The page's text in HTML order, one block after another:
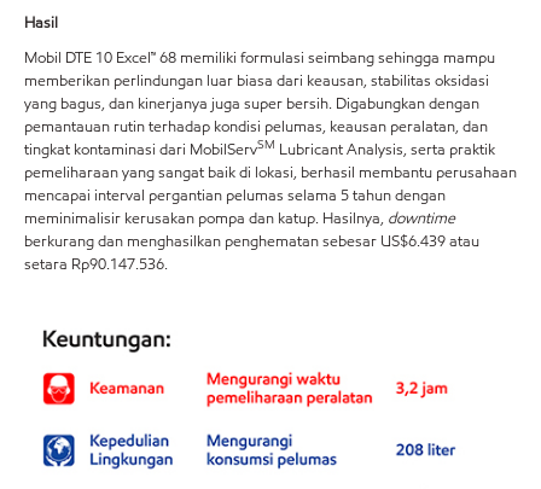
Hasil
Mobil DTE 10 Excel™ 68 memiliki formulasi seimbang sehingga mampu
memberikan perlindungan luar biasa dari keausan, stabilitas oksidasi
yang bagus, dan kinerjanya juga super bersih. Digabungkan dengan
pemantauan rutin terhadap kondisi pelumas, keausan peralatan, dan
tingkat kontaminasi dari MobilServSM Lubricant Analysis, serta praktik
pemeliharaan yang sangat baik di lokasi, berhasil membantu perusahaan
mencapai interval pergantian pelumas selama 5 tahun dengan
meminimalisir kerusakan pompa dan katup. Hasilnya, downtime
berkurang dan menghasilkan penghematan sebesar US$6.439 atau
setara Rp90.147.536.